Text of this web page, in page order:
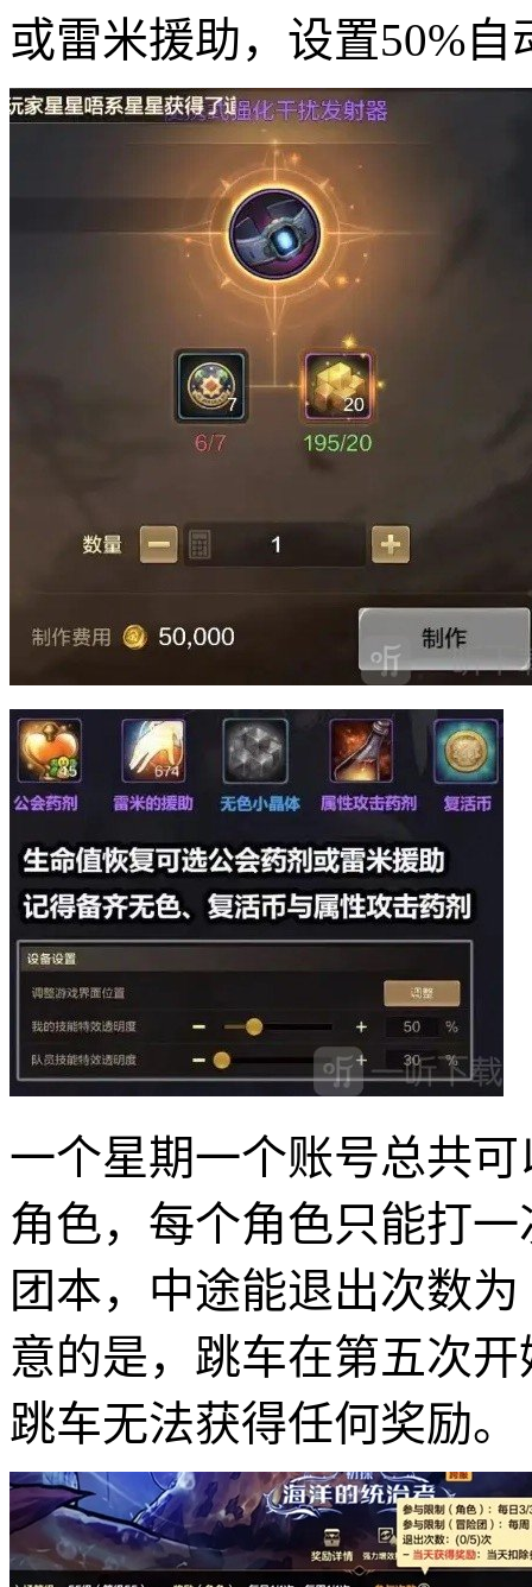
或雷米援助，设置50%自
一个星期一个账号总共
角色，每个角色只能打
团本，中途能退出次数
意的是，跳车在第五次
跳车无法获得任何奖励。